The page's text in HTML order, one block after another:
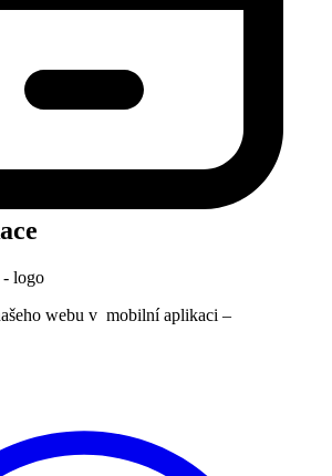
webu v mobilní aplikaci –